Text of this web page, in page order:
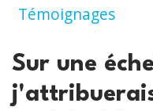
Témoignages
Sur une